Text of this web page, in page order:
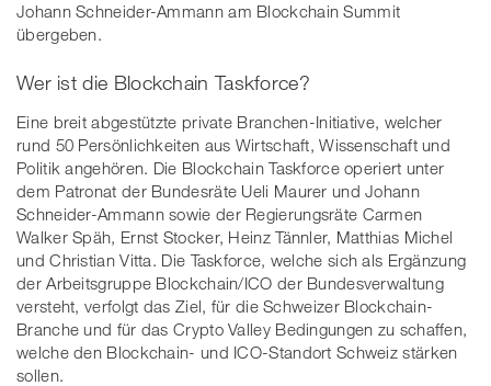
Johann Schneider-Ammann am Blockchain Summit
übergeben.
Wer ist die Blockchain Taskforce?
Eine breit abgestützte private Branchen-Initiative, welcher
rund 50 Persönlichkeiten aus Wirtschaft, Wissenschaft und
Politik angehören. Die Blockchain Taskforce operiert unter
dem Patronat der Bundesräte Ueli Maurer und Johann
Schneider-Ammann sowie der Regierungsräte Carmen
Walker Späh, Ernst Stocker, Heinz Tännler, Matthias Michel
und Christian Vitta. Die Taskforce, welche sich als Ergänzung
der Arbeitsgruppe Blockchain/ICO der Bundesverwaltung
versteht, verfolgt das Ziel, für die Schweizer Blockchain-
Branche und für das Crypto Valley Bedingungen zu schaffen,
welche den Blockchain- und ICO-Standort Schweiz stärken
sollen.